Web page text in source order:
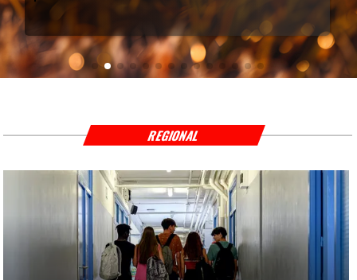
REGIONAL